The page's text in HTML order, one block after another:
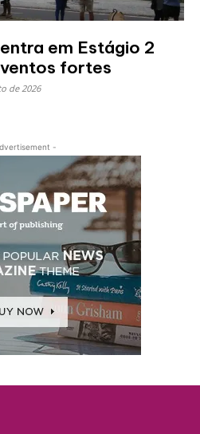
em Estágio 2
fortes
de 2026
-